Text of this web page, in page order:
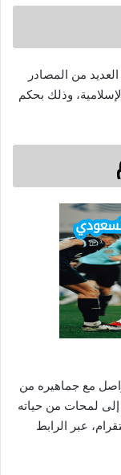
من المصادر
وذلك بحكم
مع جماهيره من
إلى لمحات من حياته
عبر الرابط